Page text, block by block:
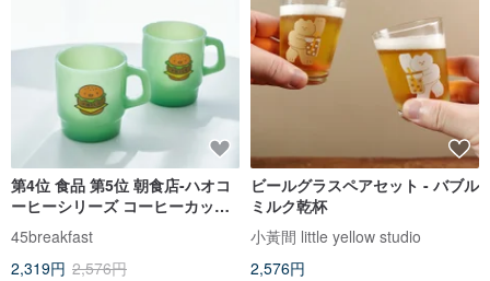
第4位 食品 第5位 朝食店-ハオコ
ーヒーシリーズ コーヒーカップ
バーガー柄 忙しい時こそ笑って
ください
45breakfast
2,319円 2,576円
ビールグラスペアセット - バブル
ミルク乾杯
小黃間 little yellow studio
2,576円